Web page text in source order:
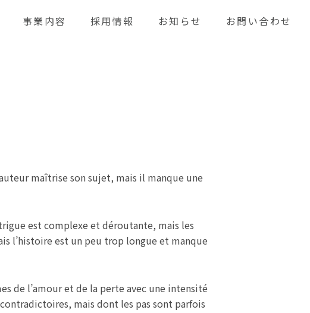
事業内容 採用情報 お知らせ お問い合わせ
maîtrise son sujet, mais il manque une
est complexe et déroutante, mais les
l’histoire est un peu trop longue et manque
de l’amour et de la perte avec une intensité
mais dont les pas sont parfois